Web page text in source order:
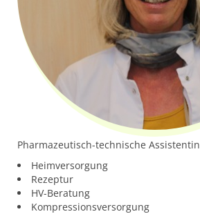
Pharmazeutisch-technische Assistentin
Heimversorgung
Rezeptur
HV-Beratung
Kompressionsversorgung